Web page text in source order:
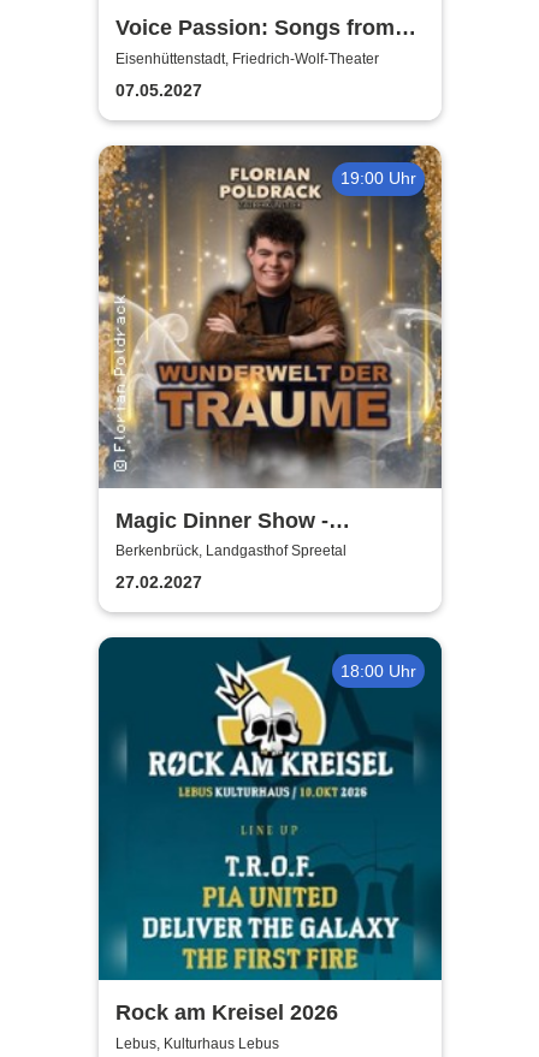
Voice Passion: Songs from
Outlander, Vikings & The Last
Kingdom
Eisenhüttenstadt, Friedrich-Wolf-Theater
07.05.2027
19:00 Uhr
Magic Dinner Show -
WUNDERWELT DER TRÄUME
| Florian Poldrack
Zauberkunst
Berkenbrück, Landgasthof Spreetal
27.02.2027
18:00 Uhr
Rock am Kreisel 2026
Lebus, Kulturhaus Lebus